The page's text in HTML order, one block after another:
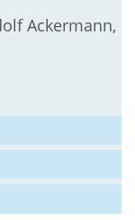
Ackermann,